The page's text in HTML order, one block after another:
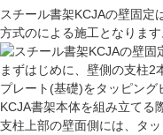
スチール書架KCJAの壁固定
方式のによる施工となります
まずはじめに、壁側の支柱
プレート(基礎)をタッピング
KCJA書架本体を組み立てる
支柱上部の壁面側には、タ